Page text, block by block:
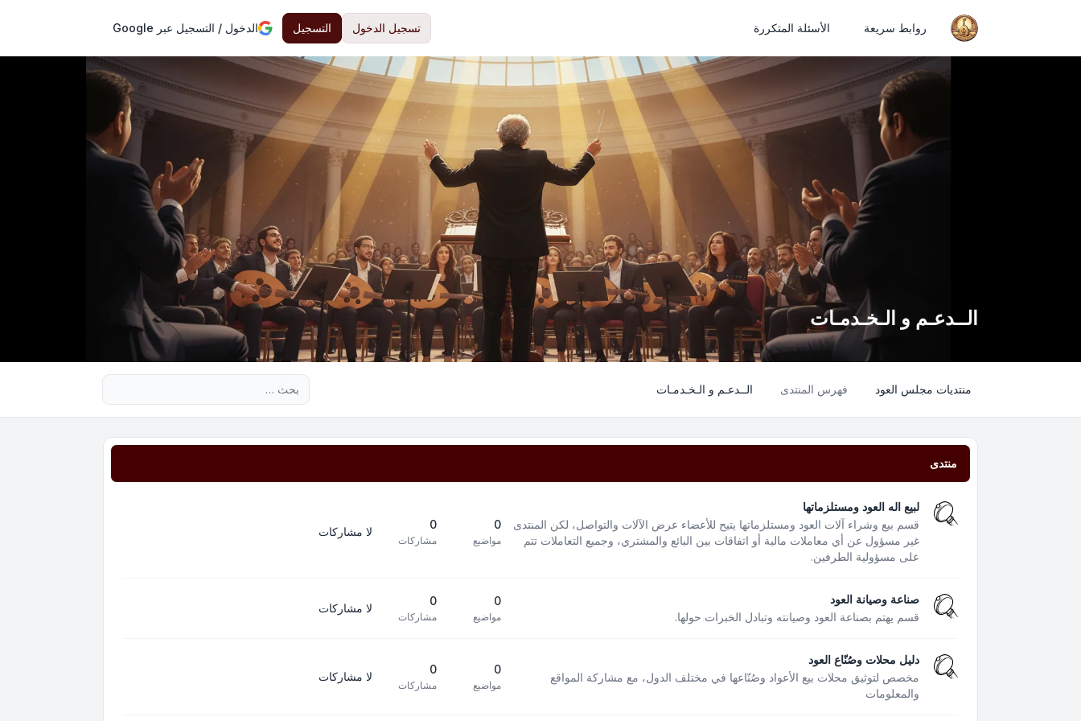
روابط سريعة الأسئلة المتكررة تسجيل الدخول التسجيل الدخول / التسجيل عبر Google
الــدعـم و الـخـدمـات
منتديات مجلس العود فهرس المنتدى الــدعـم و الـخـدمـات
منتدى
لبيع اله العود ومستلزماتها
قسم بيع وشراء آلات العود ومستلزماتها يتيح للأعضاء عرض الآلات والتواصل، لكن المنتدى
غير مسؤول عن أي معاملات مالية أو اتفاقات بين البائع والمشتري، وجميع التعاملات تتم
على مسؤولية الطرفين.
0
مواضيع
0
مشاركات
لا مشاركات
صناعة وصيانة العود
قسم يهتم بصناعة العود وصيانته وتبادل الخبرات حولها.
0
مواضيع
0
مشاركات
لا مشاركات
دليل محلات وصُنّاع العود
مخصص لتوثيق محلات بيع الأعواد وصُنّاعها في مختلف الدول، مع مشاركة المواقع
والمعلومات
0
مواضيع
0
مشاركات
لا مشاركات